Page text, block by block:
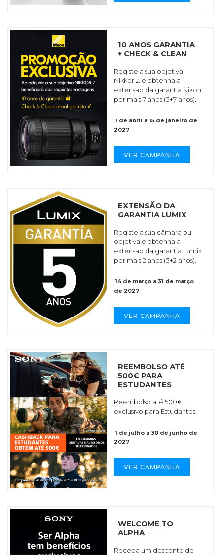
10 ANOS GARANTIA
+ CHECK & CLEAN
Registe a sua objetiva
Nikkor Z e obtenha a
extensão da garantia Nikon
por mais 7 anos (3+7 anos).
1 de abril a 15 de janeiro de
2027
VER CAMPANHA
EXTENSÃO DA
GARANTIA LUMIX
Registe a sua câmara ou
objetiva e obtenha a
extensão da garantia Lumix
por mais 2 anos (3+2 anos).
14 de março a 31 de março
de 2027
VER CAMPANHA
REEMBOLSO ATÉ
500€ PARA
ESTUDANTES
Reembolso até 500€
exclusivo para Estudantes.
1 de julho a 30 de junho de
2027
VER CAMPANHA
WELCOME TO
ALPHA
Receba um desconto de